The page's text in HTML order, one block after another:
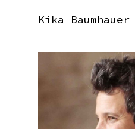
Kika Baumhauer